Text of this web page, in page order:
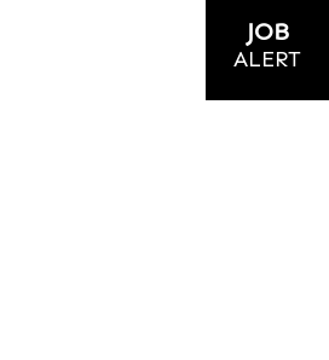
JOB
ALERT